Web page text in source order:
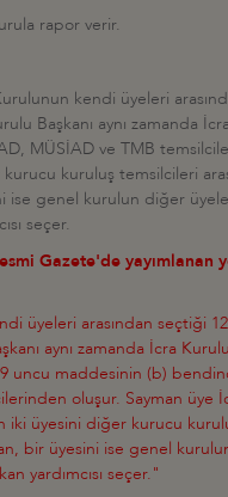
rapor verir.
kendi üyeleri
Başkanı aynı zamanda
MÜSİAD ve TMB
kuruluş temsilcileri
ise genel kurulun diğer
seçer.
Gazete'de
üyeleri arasından seçtiği
aynı zamanda İcra
maddesinin (b)
oluşur. Sayman üye
üyesini diğer kurucu
bir üyesini ise genel
yardımcısı seçer."